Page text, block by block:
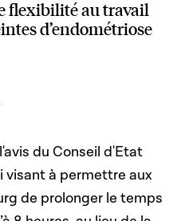
flexibilité au travail
d’endométriose
du Conseil d'Etat
visantà permettre aux
de prolonger le temps